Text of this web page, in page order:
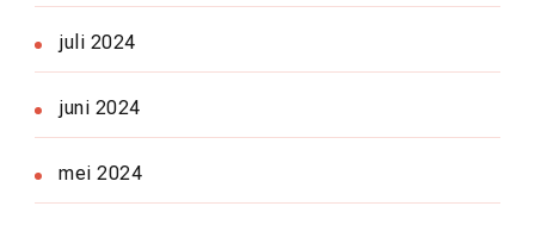
juli 2024
juni 2024
mei 2024